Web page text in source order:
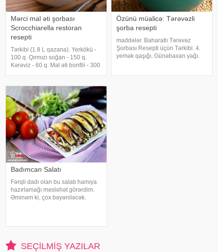
Mərci mal əti şorbası
Scrocchiarella restoran
resepti
Tərkibi (1.8 L qazana). Yerkökü -
100 q. Qırmızı soğan - 150 q.
Kərəviz - 60 q. Mal əti bonfili - 300
Kərə yağı - 50 q. Pomidor sousu -
400 q. Soyulmuş sarımsa
Özünü müalicə: Tərəvəzli
şorba resepti
maddələr. Baharatlı Tərəvəz
Şorbası Resepti üçün Tərkibi. 4.
yemək qaşığı. Günəbaxan yağı.
Badımcan Salatı
Fərqli dadı olan bu salatı hamıya
hazırlamağı məsləhət görərdim.
Əminəm ki, çox bəyəniləcək.
SEÇILMIŞ YAZILAR